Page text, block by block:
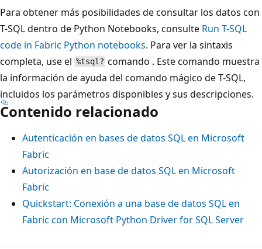
Para obtener más posibilidades de consultar los datos con
T-SQL dentro de Python Notebooks, consulte Run T-SQL
code in Fabric Python notebooks. Para ver la sintaxis
completa, use el %tsql? comando . Este comando muestra
la información de ayuda del comando mágico de T-SQL,
incluidos los parámetros disponibles y sus descripciones.
Contenido relacionado
Autenticación en bases de datos SQL en Microsoft
Fabric
Autorización en base de datos SQL en Microsoft
Fabric
Quickstart: Conexión a una base de datos SQL en
Fabric con Microsoft Python Driver for SQL Server